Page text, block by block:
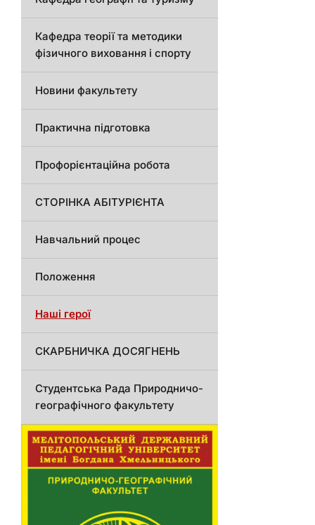
Кафедра теорії та методики
фізичного виховання і спорту
Новини факультету
Практична підготовка
Профорієнтаційна робота
СТОРІНКА АБІТУРІЄНТА
Навчальний процес
Положення
Наші герої
СКАРБНИЧКА ДОСЯГНЕНЬ
Студентська Рада Природничо-
географічного факультету